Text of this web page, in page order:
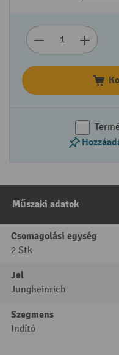
Műszaki adatok
Csomagolási egység
2 Stk
Jel
Jungheinrich
Szegmens
Indító